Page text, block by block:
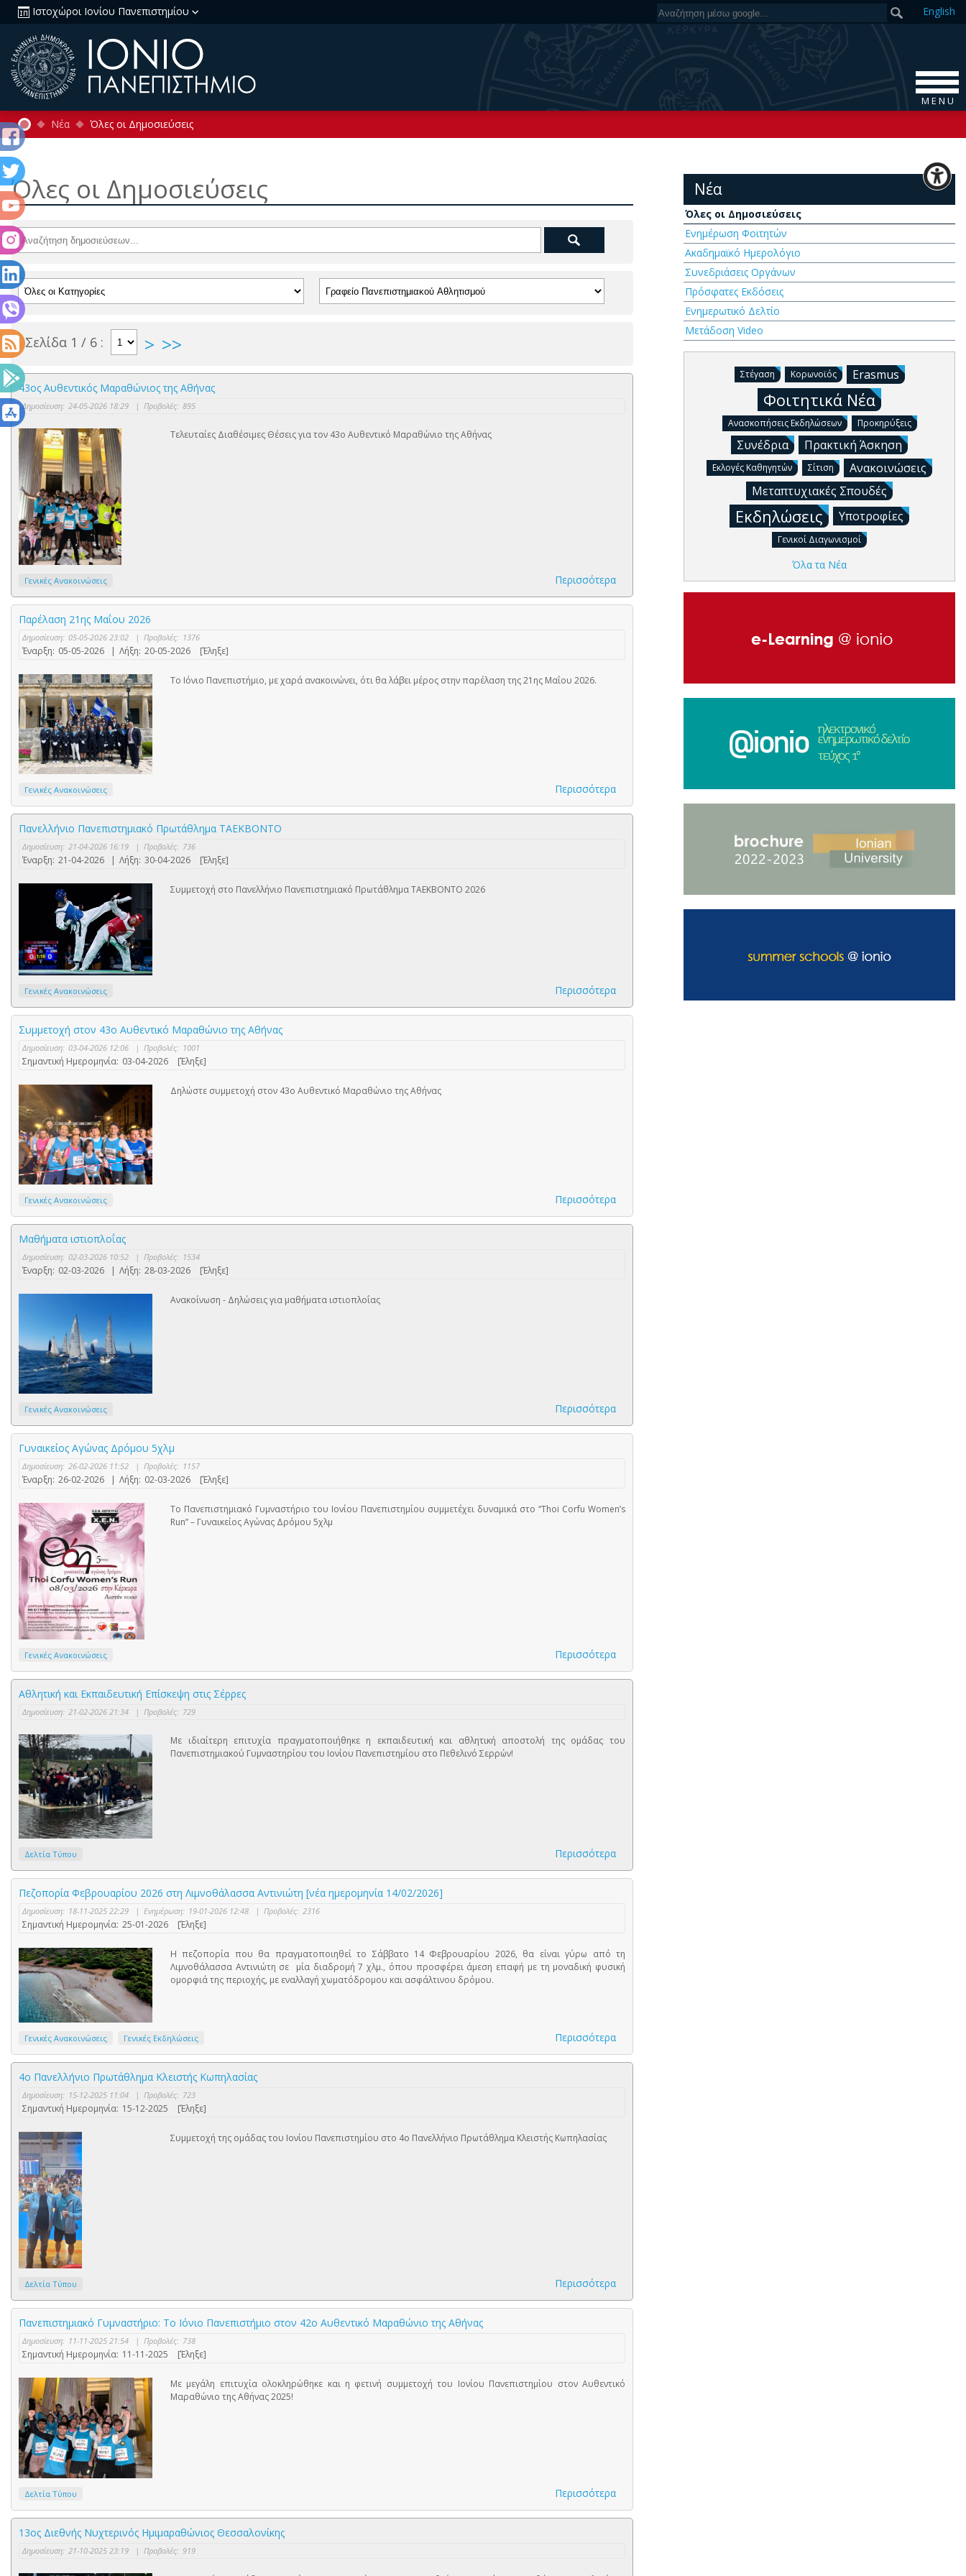
Ιστοχώροι Ιονίου Πανεπιστημίου English
M E N U
Νέα Όλες οι Δημοσιεύσεις
Όλες οι Δημοσιεύσεις
Σελίδα 1 / 6 : > >>
43ος Αυθεντικός Μαραθώνιος της Αθήνας
Δημοσίευση: 24-05-2026 18:29 | Προβολές: 895
Τελευταίες Διαθέσιμες Θέσεις για τον 43ο Αυθεντικό Μαραθώνιο της Αθήνας
Γενικές Ανακοινώσεις Περισσότερα
Παρέλαση 21ης Μαΐου 2026
Δημοσίευση: 05-05-2026 23:02 | Προβολές: 1376
Έναρξη: 05-05-2026 | Λήξη: 20-05-2026 [Έληξε]
Το Ιόνιο Πανεπιστήμιο, με χαρά ανακοινώνει, ότι θα λάβει μέρος στην παρέλαση της 21ης Μαΐου 2026.
Γενικές Ανακοινώσεις Περισσότερα
Πανελλήνιο Πανεπιστημιακό Πρωτάθλημα ΤΑΕΚΒΟΝΤΟ
Δημοσίευση: 21-04-2026 16:19 | Προβολές: 736
Έναρξη: 21-04-2026 | Λήξη: 30-04-2026 [Έληξε]
Συμμετοχή στο Πανελλήνιο Πανεπιστημιακό Πρωτάθλημα ΤΑΕΚΒΟΝΤΟ 2026
Γενικές Ανακοινώσεις Περισσότερα
Συμμετοχή στον 43ο Αυθεντικό Μαραθώνιο της Αθήνας
Δημοσίευση: 03-04-2026 12:06 | Προβολές: 1001
Σημαντική Ημερομηνία: 03-04-2026 [Έληξε]
Δηλώστε συμμετοχή στον 43ο Αυθεντικό Μαραθώνιο της Αθήνας
Γενικές Ανακοινώσεις Περισσότερα
Μαθήματα ιστιοπλοΐας
Δημοσίευση: 02-03-2026 10:52 | Προβολές: 1534
Έναρξη: 02-03-2026 | Λήξη: 28-03-2026 [Έληξε]
Ανακοίνωση - Δηλώσεις για μαθήματα ιστιοπλοΐας
Γενικές Ανακοινώσεις Περισσότερα
Γυναικείος Αγώνας Δρόμου 5χλμ
Δημοσίευση: 26-02-2026 11:52 | Προβολές: 1157
Έναρξη: 26-02-2026 | Λήξη: 02-03-2026 [Έληξε]
Το Πανεπιστημιακό Γυμναστήριο του Ιονίου Πανεπιστημίου συμμετέχει δυναμικά στο “Thoi Corfu Women’s
Run” – Γυναικείος Αγώνας Δρόμου 5χλμ
Γενικές Ανακοινώσεις Περισσότερα
Αθλητική και Εκπαιδευτική Επίσκεψη στις Σέρρες
Δημοσίευση: 21-02-2026 21:34 | Προβολές: 729
Με ιδιαίτερη επιτυχία πραγματοποιήθηκε η εκπαιδευτική και αθλητική αποστολή της ομάδας του
Πανεπιστημιακού Γυμναστηρίου του Ιονίου Πανεπιστημίου στο Πεθελινό Σερρών!
Δελτία Τύπου Περισσότερα
Πεζοπορία Φεβρουαρίου 2026 στη Λιμνοθάλασσα Αντινιώτη [νέα ημερομηνία 14/02/2026]
Δημοσίευση: 18-11-2025 22:29 | Ενημέρωση: 19-01-2026 12:48 | Προβολές: 2316
Σημαντική Ημερομηνία: 25-01-2026 [Έληξε]
Η πεζοπορία που θα πραγματοποιηθεί το Σάββατο 14 Φεβρουαρίου 2026, θα είναι γύρω από τη
Λιμνοθάλασσα Αντινιώτη σε μία διαδρομή 7 χλμ., όπου προσφέρει άμεση επαφή με τη μοναδική φυσική
ομορφιά της περιοχής, με εναλλαγή χωματόδρομου και ασφάλτινου δρόμου.
Γενικές Ανακοινώσεις Γενικές Εκδηλώσεις Περισσότερα
4ο Πανελλήνιο Πρωτάθλημα Κλειστής Κωπηλασίας
Δημοσίευση: 15-12-2025 11:04 | Προβολές: 723
Σημαντική Ημερομηνία: 15-12-2025 [Έληξε]
Συμμετοχή της ομάδας του Ιονίου Πανεπιστημίου στο 4ο Πανελλήνιο Πρωτάθλημα Κλειστής Κωπηλασίας
Δελτία Τύπου Περισσότερα
Πανεπιστημιακό Γυμναστήριο: Το Ιόνιο Πανεπιστήμιο στον 42ο Αυθεντικό Μαραθώνιο της Αθήνας
Δημοσίευση: 11-11-2025 21:54 | Προβολές: 738
Σημαντική Ημερομηνία: 11-11-2025 [Έληξε]
Με μεγάλη επιτυχία ολοκληρώθηκε και η φετινή συμμετοχή του Ιονίου Πανεπιστημίου στον Αυθεντικό
Μαραθώνιο της Αθήνας 2025!
Δελτία Τύπου Περισσότερα
13ος Διεθνής Νυχτερινός Ημιμαραθώνιος Θεσσαλονίκης
Δημοσίευση: 21-10-2025 23:19 | Προβολές: 919
Νέα
Όλες οι Δημοσιεύσεις
Ενημέρωση Φοιτητών
Ακαδημαϊκό Ημερολόγιο
Συνεδριάσεις Οργάνων
Πρόσφατες Εκδόσεις
Ενημερωτικό Δελτίο
Μετάδοση Video
Στέγαση Κορωνοϊός Erasmus
Φοιτητικά Νέα
Ανασκοπήσεις Εκδηλώσεων Προκηρύξεις
Συνέδρια Πρακτική Άσκηση
Εκλογές Καθηγητών Σίτιση
Ανακοινώσεις
Μεταπτυχιακές Σπουδές
Εκδηλώσεις Υποτροφίες
Γενικοί Διαγωνισμοί
Όλα τα Νέα